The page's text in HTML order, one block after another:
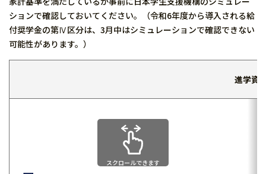
ションで確認しておいてください。（令和6年度から導入される給
付奨学金の第Ⅳ区分は、3月中はシミュレーションで確認できない
可能性があります。）
進学資
スクロールできます